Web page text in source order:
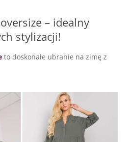
– idealny
stylizacji!
to doskonałe ubranie na zimę z